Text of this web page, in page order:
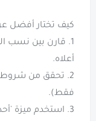
1. قارن بين نسب
2. تحقق من شروط
3. استخدم ميزة